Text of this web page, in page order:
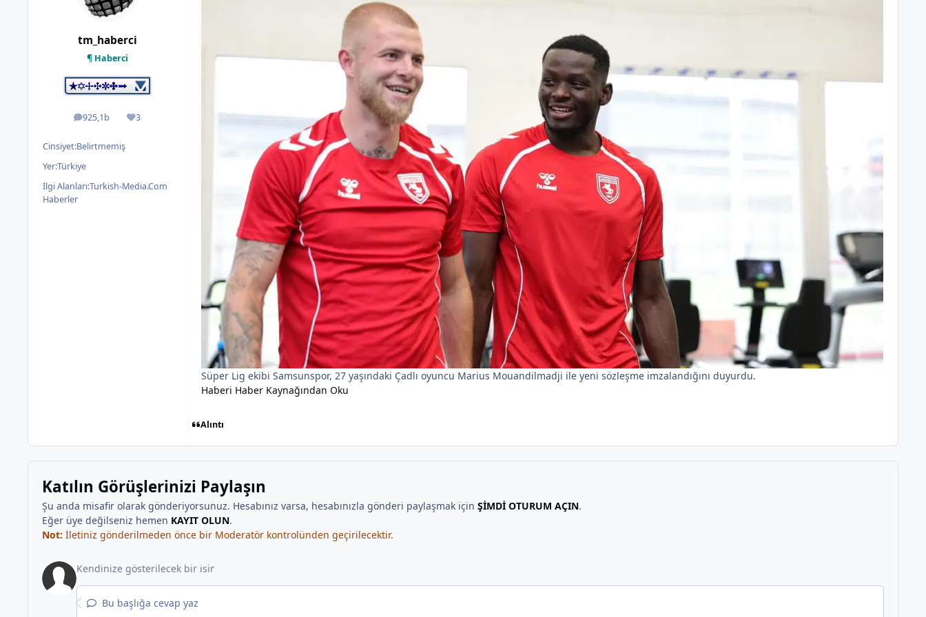
tm_haberci
¶ Haberci
925,1b
ileti 3
İtibar
Cinsiyet:Belirtmemiş
Yer:Türkiye
İlgi Alanları:Turkish-Media.Com
Haberler
Süper Lig ekibi Samsunspor, 27 yaşındaki Çadlı oyuncu Marius Mouandilmadji ile yeni sözleşme imzalandığını duyurdu.
Haberi Haber Kaynağından Oku
Alıntı
Katılın Görüşlerinizi Paylaşın
Şu anda misafir olarak gönderiyorsunuz. Hesabınız varsa, hesabınızla gönderi paylaşmak için ŞİMDİ OTURUM AÇIN.
Eğer üye değilseniz hemen KAYIT OLUN.
Not: İletiniz gönderilmeden önce bir Moderatör kontrolünden geçirilecektir.
Bu başlığa cevap yaz